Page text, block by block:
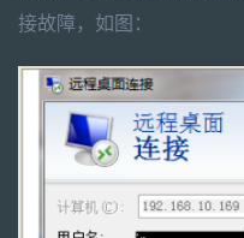
接故障，如图：